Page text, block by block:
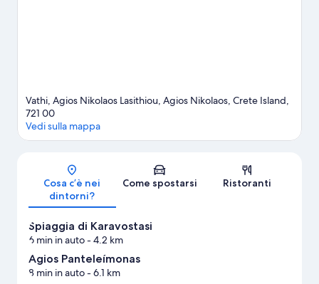
Vathi, Agios Nikolaos Lasithiou, Agios Nikolaos, Crete Island,
721 00
Vedi sulla mappa
Cosa c’è nei
dintorni?
Come spostarsi Ristoranti
Spiaggia di Karavostasi
6 min in auto- 4.2 km
Agios Panteleímonas
8 min in auto- 6.1 km